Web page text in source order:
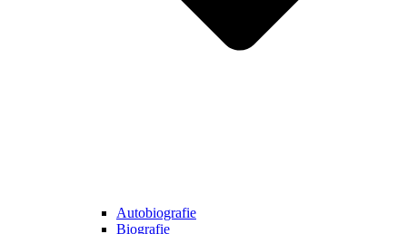
Autobiografie
Biografie